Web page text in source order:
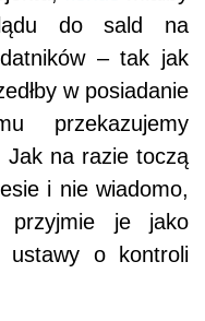
do sald na
– tak jak
w posiadanie
przekazujemy
Jak na razie toczą
i nie wiadomo,
przyjmie je jako
o kontroli